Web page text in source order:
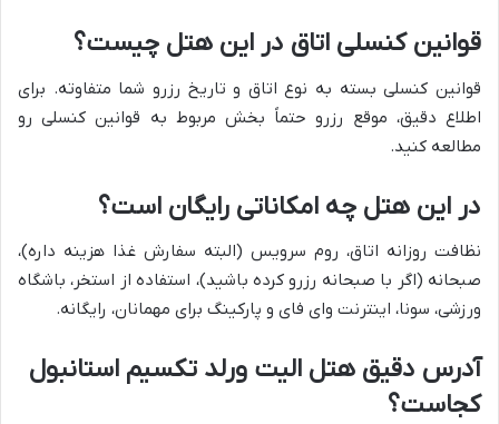
قوانین کنسلی اتاق در این هتل چیست؟
قوانین کنسلی بسته به نوع اتاق و تاریخ رزرو شما متفاوته. برای
اطلاع دقیق، موقع رزرو حتماً بخش مربوط به قوانین کنسلی رو
مطالعه کنید.
در این هتل چه امکاناتی رایگان است؟
نظافت روزانه اتاق، روم سرویس (البته سفارش غذا هزینه داره)،
صبحانه (اگر با صبحانه رزرو کرده باشید)، استفاده از استخر، باشگاه
ورزشی، سونا، اینترنت وای فای و پارکینگ برای مهمانان، رایگانه.
آدرس دقیق هتل الیت ورلد تکسیم استانبول
کجاست؟